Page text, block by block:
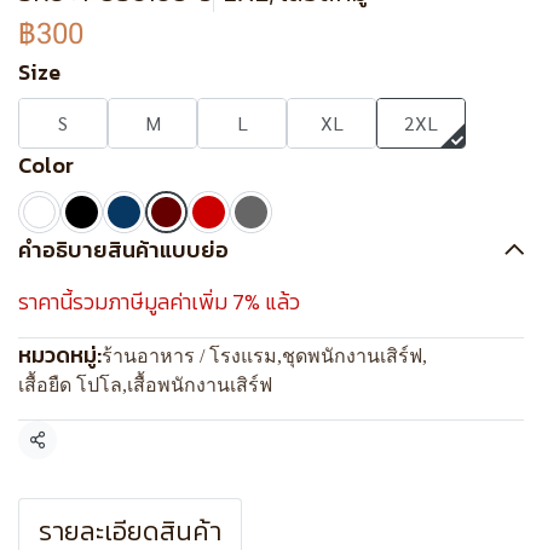
฿300
Size
S M L XL 2XL
Color
คำอธิบายสินค้าแบบย่อ
ราคานี้รวมภาษีมูลค่าเพิ่ม 7% แล้ว
หมวดหมู่:ร้านอาหาร / โรงแรม,ชุดพนักงานเสิร์ฟ,
เสื้อยืด โปโล,เสื้อพนักงานเสิร์ฟ
แชร์
รายละเอียดสินค้า